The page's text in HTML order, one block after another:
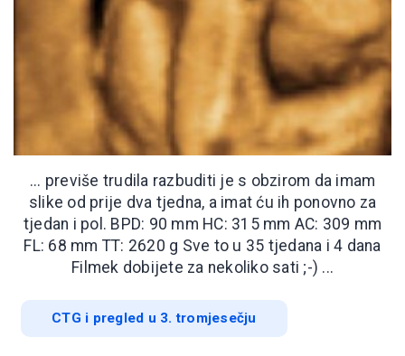
... previše trudila razbuditi je s obzirom da imam
slike od prije dva tjedna, a imat ću ih ponovno za
tjedan i pol. BPD: 90 mm HC: 315 mm AC: 309 mm
FL: 68 mm TT: 2620 g Sve to u 35 tjedana i 4 dana
Filmek dobijete za nekoliko sati ;-) ...
CTG i pregled u 3. tromjesečju